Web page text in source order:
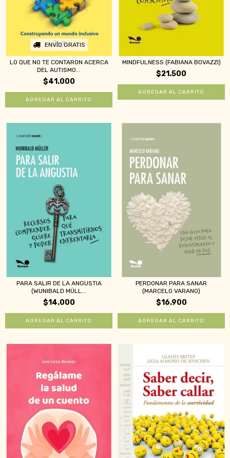
ENVÍO GRATIS
LO QUE NO TE CONTARON ACERCA
DEL AUTISMO...
$41.000
MINDFULNESS (FABIANA BOVAZZI)
$21.500
PARA SALIR DE LA ANGUSTIA
(WUNIBALD MÜLL...
$14.000
PERDONAR PARA SANAR
(MARCELO VARANO)
$16.900